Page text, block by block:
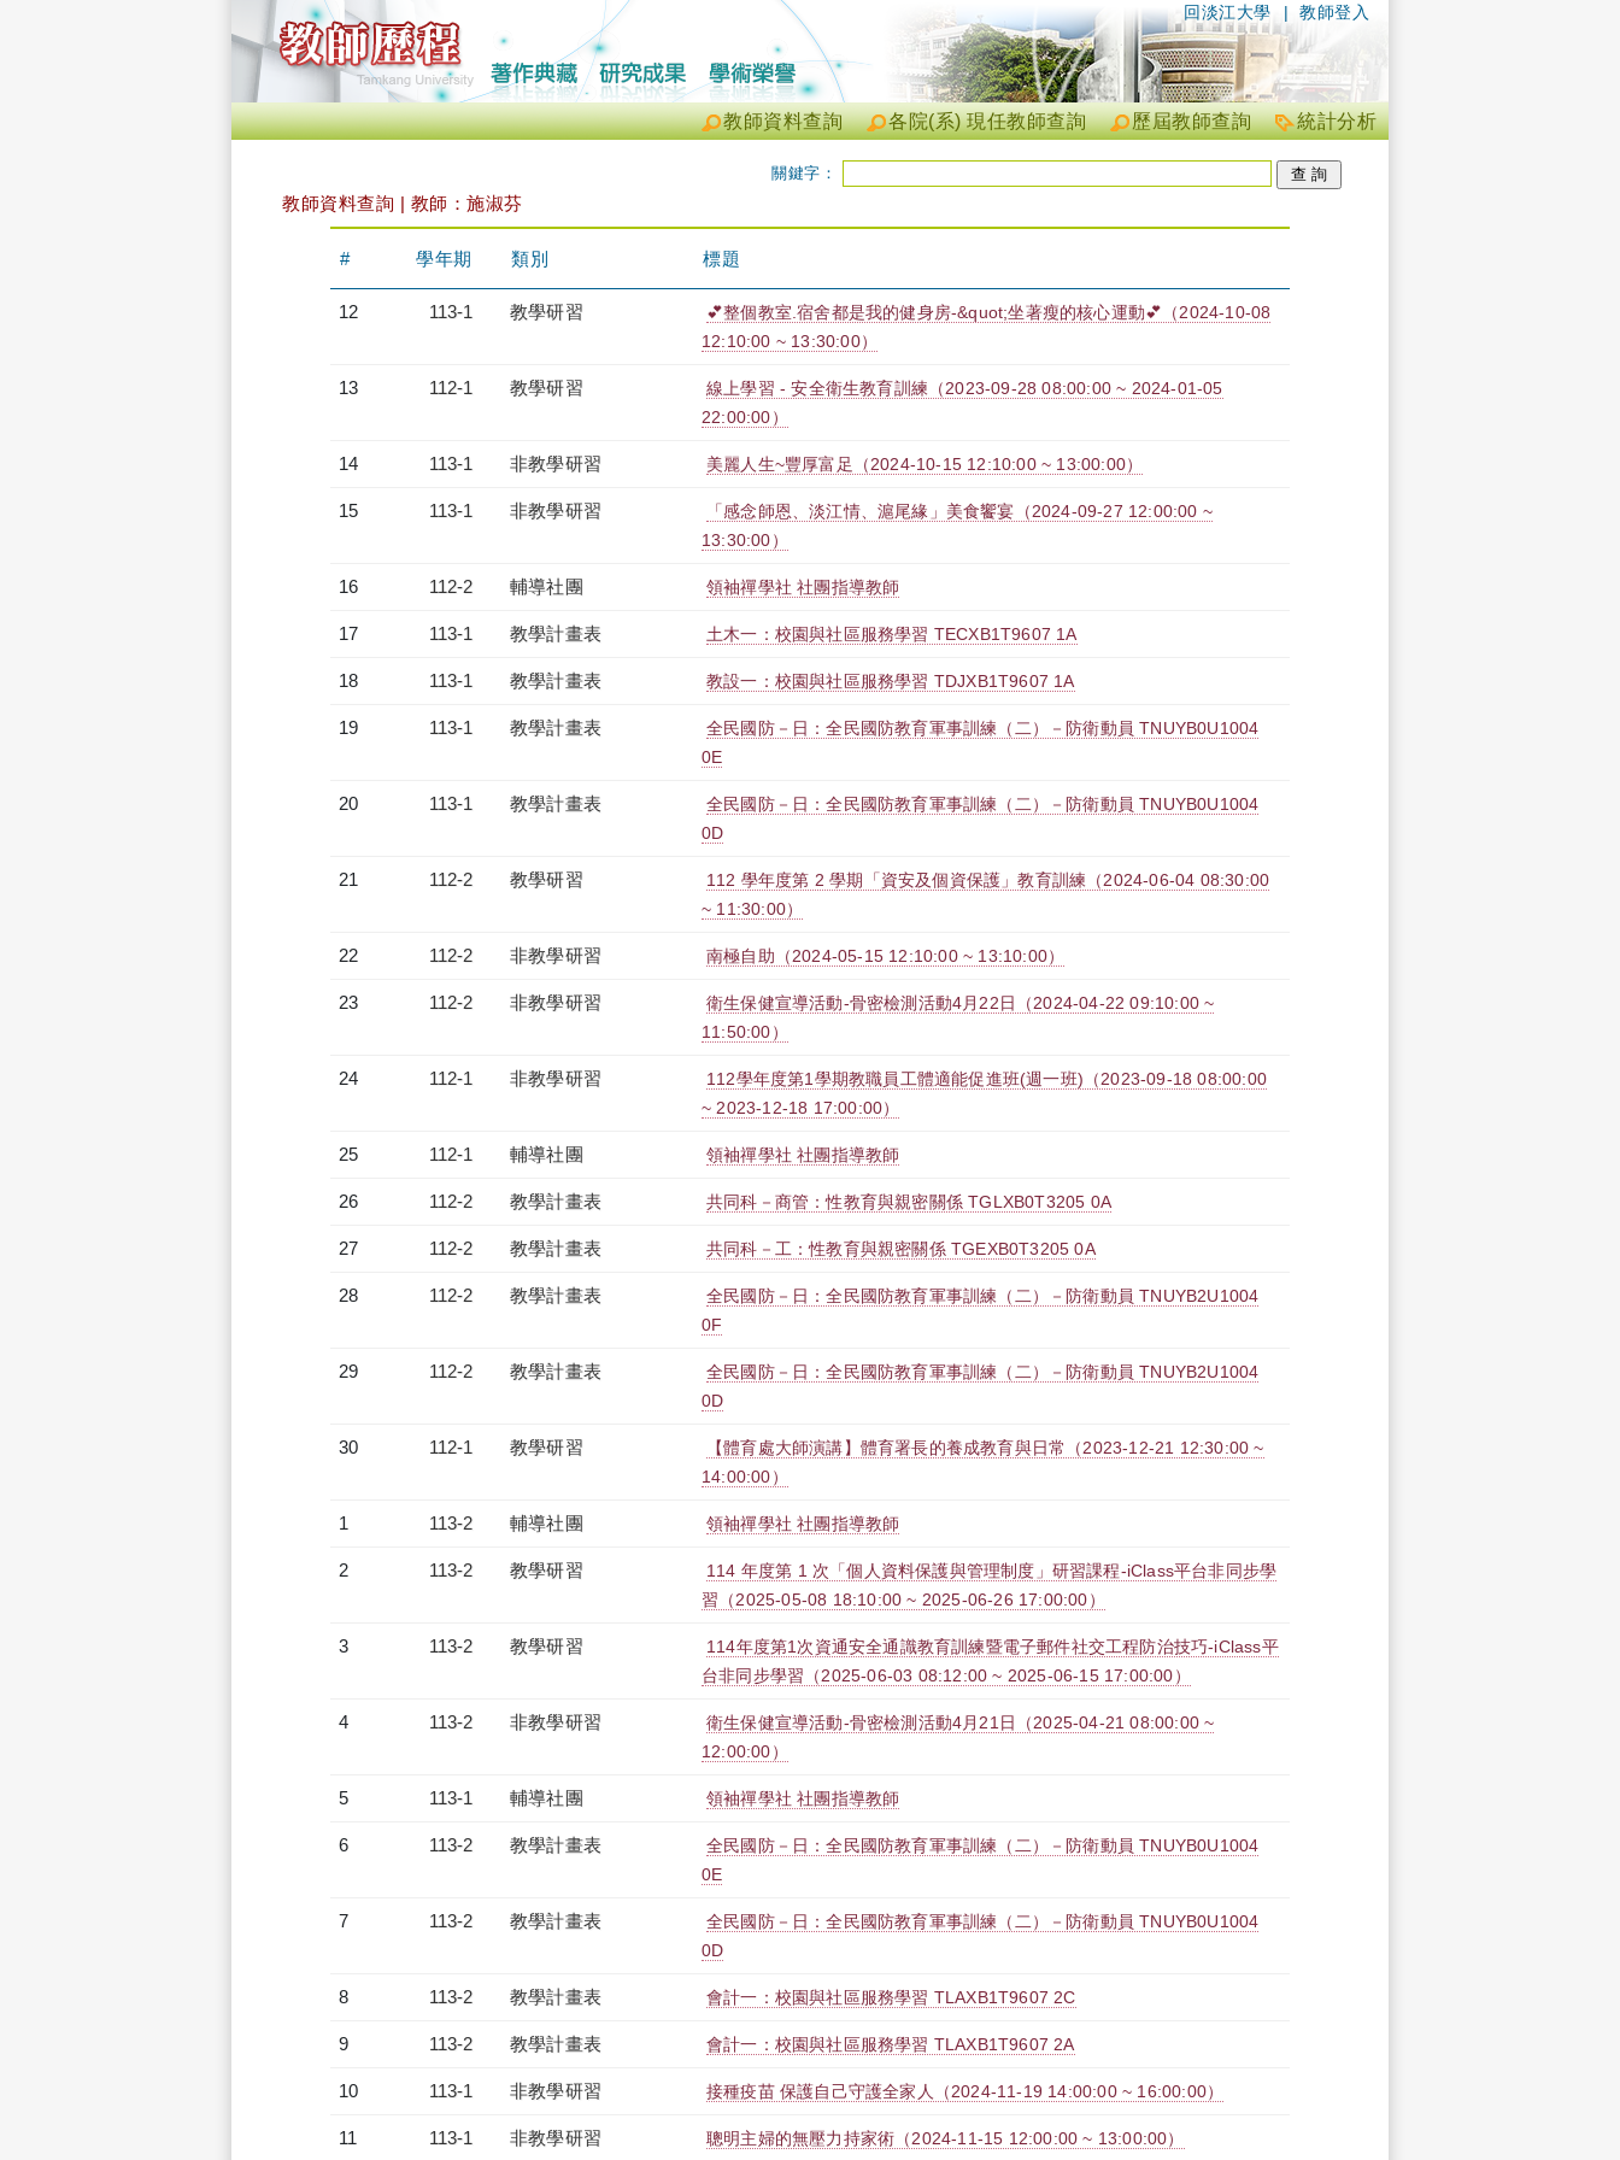
| 教師登入
回淡江大學
統計分析
歷屆教師查詢
各院(系) 現任教師查詢
教師資料查詢
關鍵字：
教師資料查詢 | 教師：施淑芬
# 學年期 類別 標題
12 113-1 教學研習
💕整個教室.宿舍都是我的健身房-&quot;坐著瘦的核心運動💕（2024-10-08
12:10:00 ~ 13:30:00）
13 112-1 教學研習
線上學習 - 安全衛生教育訓練（2023-09-28 08:00:00 ~ 2024-01-05
22:00:00）
14 113-1 非教學研習 美麗人生~豐厚富足（2024-10-15 12:10:00 ~ 13:00:00）
15 113-1 非教學研習
「感念師恩、淡江情、滬尾緣」美食饗宴（2024-09-27 12:00:00 ~
13:30:00）
16 112-2 輔導社團 領袖禪學社 社團指導教師
17 113-1 教學計畫表 土木一：校園與社區服務學習 TECXB1T9607 1A
18 113-1 教學計畫表 教設一：校園與社區服務學習 TDJXB1T9607 1A
19 113-1 教學計畫表
全民國防－日：全民國防教育軍事訓練（二）－防衛動員 TNUYB0U1004
0E
20 113-1 教學計畫表
全民國防－日：全民國防教育軍事訓練（二）－防衛動員 TNUYB0U1004
0D
21 112-2 教學研習
112 學年度第 2 學期「資安及個資保護」教育訓練（2024-06-04 08:30:00
~ 11:30:00）
22 112-2 非教學研習 南極自助（2024-05-15 12:10:00 ~ 13:10:00）
23 112-2 非教學研習
衛生保健宣導活動-骨密檢測活動4月22日（2024-04-22 09:10:00 ~
11:50:00）
24 112-1 非教學研習
112學年度第1學期教職員工體適能促進班(週一班)（2023-09-18 08:00:00
~ 2023-12-18 17:00:00）
25 112-1 輔導社團 領袖禪學社 社團指導教師
26 112-2 教學計畫表 共同科－商管：性教育與親密關係 TGLXB0T3205 0A
27 112-2 教學計畫表 共同科－工：性教育與親密關係 TGEXB0T3205 0A
28 112-2 教學計畫表
全民國防－日：全民國防教育軍事訓練（二）－防衛動員 TNUYB2U1004
0F
29 112-2 教學計畫表
全民國防－日：全民國防教育軍事訓練（二）－防衛動員 TNUYB2U1004
0D
30 112-1 教學研習
【體育處大師演講】體育署長的養成教育與日常（2023-12-21 12:30:00 ~
14:00:00）
1 113-2 輔導社團 領袖禪學社 社團指導教師
2 113-2 教學研習
114 年度第 1 次「個人資料保護與管理制度」研習課程-iClass平台非同步學
習（2025-05-08 18:10:00 ~ 2025-06-26 17:00:00）
3 113-2 教學研習
114年度第1次資通安全通識教育訓練暨電子郵件社交工程防治技巧-iClass平
台非同步學習（2025-06-03 08:12:00 ~ 2025-06-15 17:00:00）
4 113-2 非教學研習
衛生保健宣導活動-骨密檢測活動4月21日（2025-04-21 08:00:00 ~
12:00:00）
5 113-1 輔導社團 領袖禪學社 社團指導教師
6 113-2 教學計畫表
全民國防－日：全民國防教育軍事訓練（二）－防衛動員 TNUYB0U1004
0E
7 113-2 教學計畫表
全民國防－日：全民國防教育軍事訓練（二）－防衛動員 TNUYB0U1004
0D
8 113-2 教學計畫表 會計一：校園與社區服務學習 TLAXB1T9607 2C
9 113-2 教學計畫表 會計一：校園與社區服務學習 TLAXB1T9607 2A
10 113-1 非教學研習 接種疫苗 保護自己守護全家人（2024-11-19 14:00:00 ~ 16:00:00）
11 113-1 非教學研習 聰明主婦的無壓力持家術（2024-11-15 12:00:00 ~ 13:00:00）